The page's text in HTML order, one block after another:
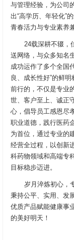
与管理经验，为公司
出“高学历、年轻化”
青春活力与专业素养
24载深耕不辍，
送网络，与众多知名
成功运作了多个全国
良、成长性好”的鲜
前行的，不仅是专业
世、客户至上、诚正
心，倡导员工感恩尽
职业道德，践行医药
为首位，通过专业的
经营全过程，以创新
科药物领域和高端专
目标稳步迈进。
岁月淬炼初心，
秉持公平、实用、发
优质产品赋能健康事
的美好明天！